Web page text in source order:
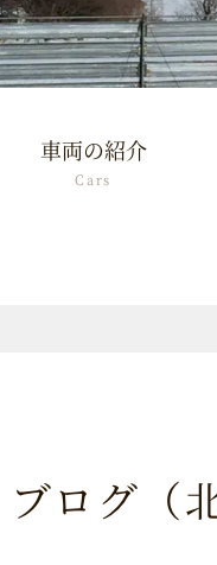
車両の紹介
Cars
ブログ（